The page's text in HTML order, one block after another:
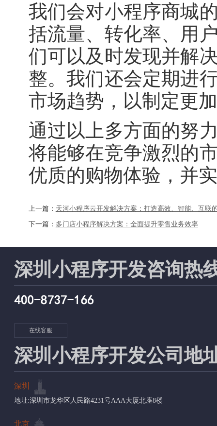
我们会对小程序商城
括流量、转化率、用
们可以及时发现并解
整。我们还会定期进
市场趋势，以制定更
通过以上多方面的努
将能够在竞争激烈的
优质的购物体验，并
上一篇： 天河小程序云开发解决方案：打造高效、智能、互联
下一篇： 多门店小程序解决方案：全面提升零售业务效率
深圳小程序开发咨询热
在线客服
深圳小程序开发公司地
深圳
地址:深圳市龙华区人民路4231号AAA大厦北座8楼
北京